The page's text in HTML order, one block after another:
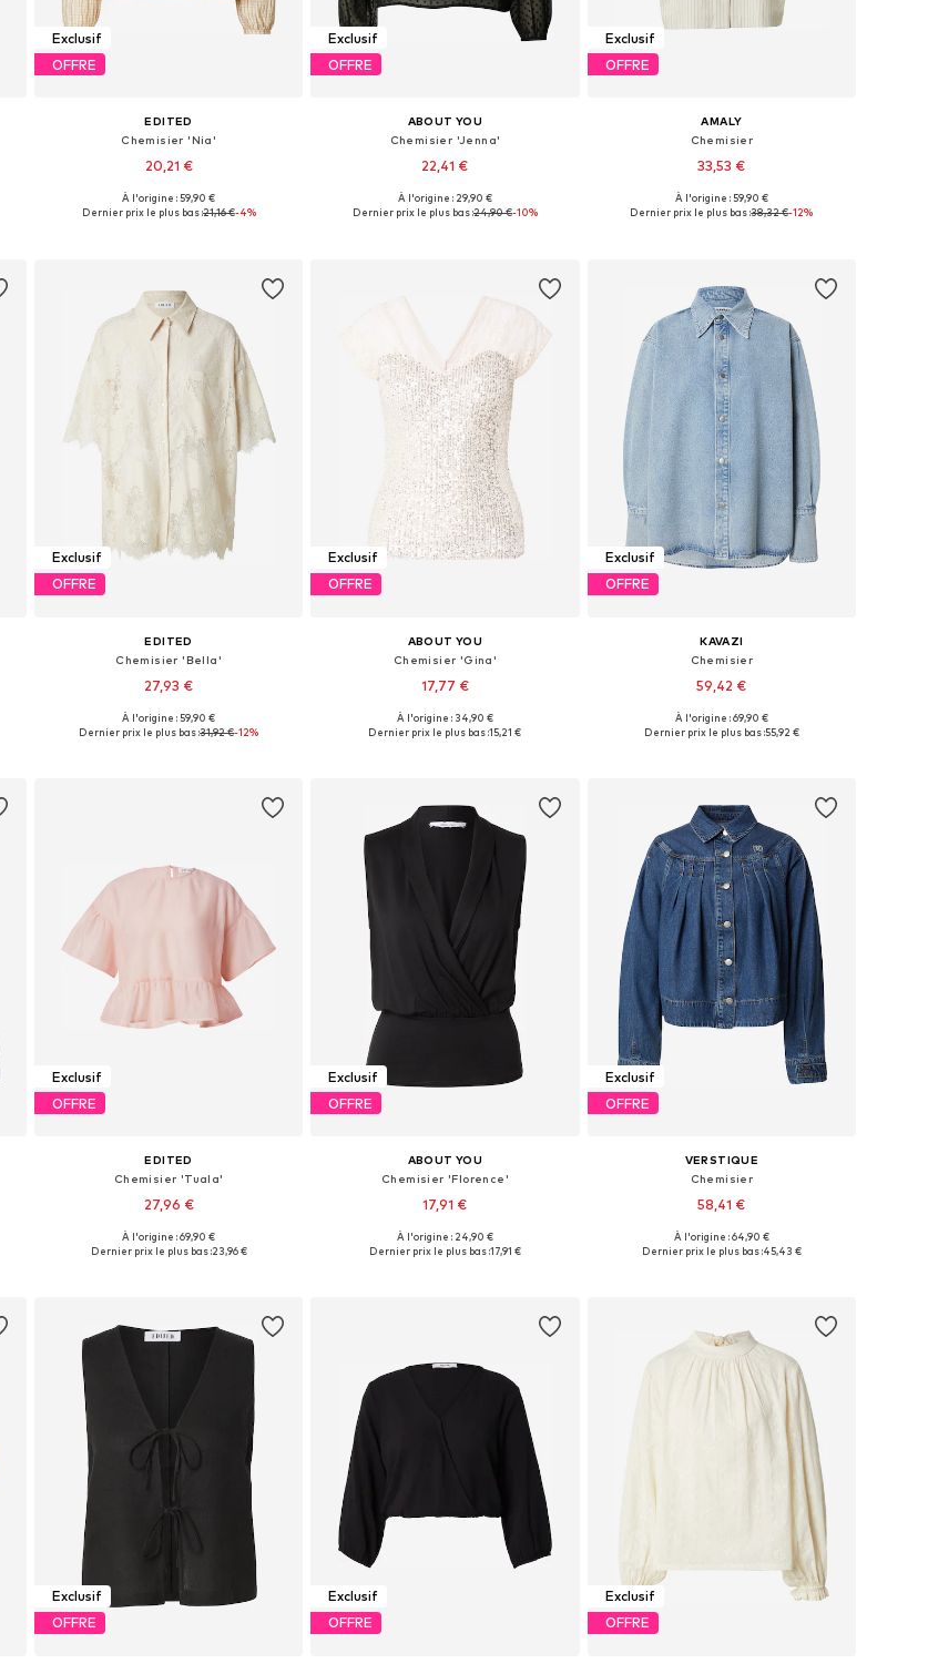
Exclusif
OFFRE
EDITED
Chemisier 'Nia'
20,21 €
Tailles disponibles: XS, S, M, L
À l'origine : 59,90 €
Dernier prix le plus bas :21,16 €-4%
Exclusif
OFFRE
ABOUT YOU
Chemisier 'Jenna'
22,41 €
Tailles disponibles: XS, S, M, XL
À l'origine : 29,90 €
Dernier prix le plus bas :24,90 €-10%
Exclusif
OFFRE
AMALY
Chemisier
33,53 €
Tailles disponibles: XS, S, M, L, XL
À l'origine : 59,90 €
Dernier prix le plus bas :38,32 €-12%
Exclusif
OFFRE
EDITED
Chemisier 'Bella'
27,93 €
Tailles disponibles: XS, S, M, L, XL
À l'origine : 59,90 €
Dernier prix le plus bas :31,92 €-12%
Exclusif
OFFRE
ABOUT YOU
Chemisier 'Gina'
17,77 €
Tailles disponibles: XS, S, M, L, XL, XXL
À l'origine : 34,90 €
Dernier prix le plus bas :15,21 €
Exclusif
OFFRE
KAVAZI
Chemisier
59,42 €
Tailles disponibles: XS, M, L, XL, XXL
À l'origine : 69,90 €
Dernier prix le plus bas :55,92 €
Exclusif
OFFRE
EDITED
Chemisier 'Tuala'
27,96 €
Tailles disponibles: XS, S, M, L, XL
À l'origine : 69,90 €
Dernier prix le plus bas :23,96 €
Exclusif
OFFRE
ABOUT YOU
Chemisier 'Florence'
17,91 €
Tailles disponibles: XS, S, M, L
À l'origine : 24,90 €
Dernier prix le plus bas :17,91 €
Exclusif
OFFRE
VERSTIQUE
Chemisier
58,41 €
Tailles disponibles: XS, S, M, L, XL
À l'origine : 64,90 €
Dernier prix le plus bas :45,43 €
Exclusif
OFFRE
Exclusif
OFFRE
Exclusif
OFFRE